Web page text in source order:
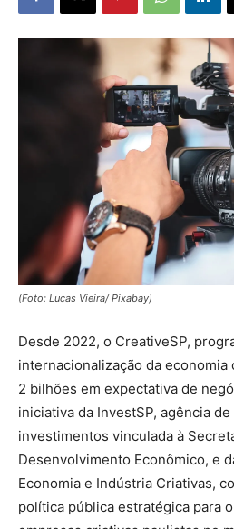
(Foto: Lucas Vieira/ Pixabay)
Desde 2022, o CreativeSP,
internacionalização da economia
2 bilhões em expectativa de
iniciativa da InvestSP, agência
investimentos vinculada à
Desenvolvimento Econômico, e
Economia e Indústria Criativas,
política pública estratégica para